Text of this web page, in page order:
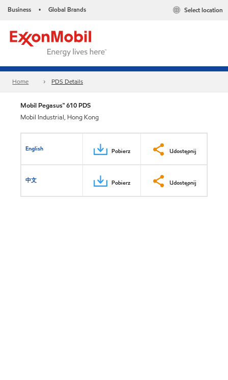
Business • Global Brands Select location
Home PDS Details
Mobil Pegasus™ 610 PDS
Mobil Industrial, Hong Kong
English Pobierz Udostępnij
中文 Pobierz Udostępnij